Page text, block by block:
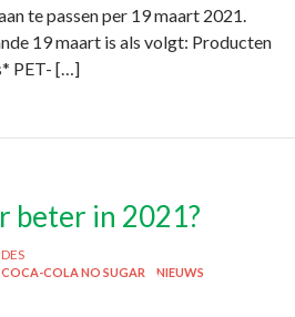
te passen per 19 maart 2021.
19 maart is als volgt: Producten
PET- […]
beter in 2021?
COCA-COLA NO SUGAR
NIEUWS